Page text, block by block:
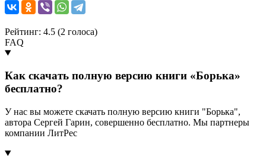
Рейтинг: 4.5 (2 голоса)
FAQ
Как скачать полную версию книги «Борька»
бесплатно?
У нас вы можете скачать полную версию книги "Борька",
автора Сергей Гарин, совершенно бесплатно. Мы партнеры
компании ЛитРес